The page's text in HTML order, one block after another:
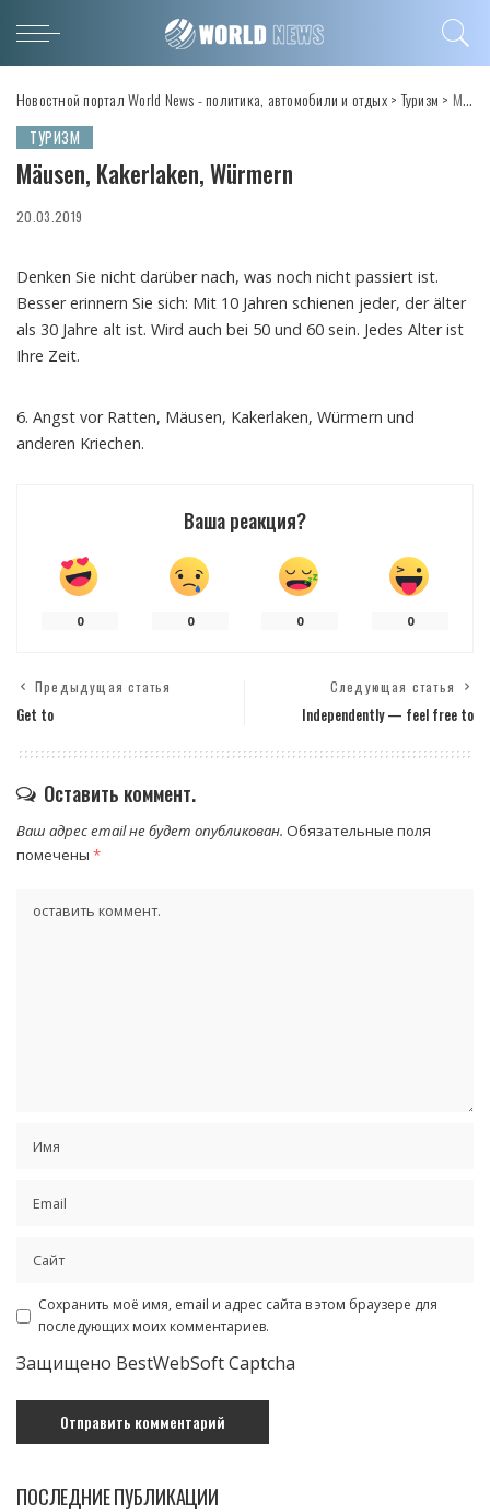
Новостной портал World News - политика, автомобили и отдых>Туризм > Mäusen, Kakerlaken, Würmern
ТУРИЗМ
Mäusen, Kakerlaken, Würmern
20.03.2019
Denken Sie nicht darüber nach, was noch nicht passiert ist.
Besser erinnern Sie sich: Mit 10 Jahren schienen jeder, der älter
als 30 Jahre alt ist. Wird auch bei 50 und 60 sein. Jedes Alter ist
Ihre Zeit.
6. Angst vor Ratten, Mäusen, Kakerlaken, Würmern und
anderen Kriechen.
Ваша реакция?
0 0 0 0
Предыдущая статья
Get to
Следующая статья
Independently — feel free to
Оставить коммент.
Ваш адрес email не будет опубликован. Обязательные поля
помечены *
Сохранить моё имя, email и адрес сайта в этом браузере для
последующих моих комментариев.
Защищено BestWebSoft Captcha
ПОСЛЕДНИЕ ПУБЛИКАЦИИ